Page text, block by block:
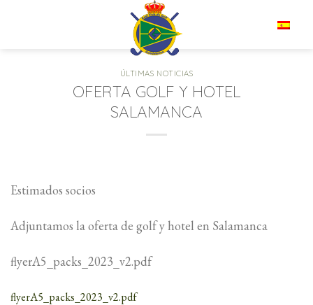
ÚLTIMAS NOTICIAS
OFERTA GOLF Y HOTEL
SALAMANCA
Estimados socios
Adjuntamos la oferta de golf y hotel en Salamanca
flyerA5_packs_2023_v2.pdf
flyerA5_packs_2023_v2.pdf